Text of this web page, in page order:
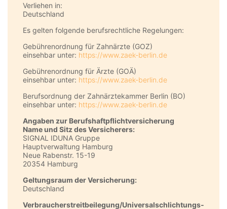
Verliehen in:
Deutschland
Es gelten folgende berufsrechtliche Regelungen:
Gebührenordnung für Zahnärzte (GOZ)
einsehbar unter: https://www.zaek-berlin.de
Gebührenordnung für Ärzte (GOÄ)
einsehbar unter: https://www.zaek-berlin.de
Berufsordnung der Zahnärztekammer Berlin (BO)
einsehbar unter: https://www.zaek-berlin.de
Angaben zur Berufs­haftpflicht­versicherung
Name und Sitz des Versicherers:
SIGNAL IDUNA Gruppe
Hauptverwaltung Hamburg
Neue Rabenstr. 15-19
20354 Hamburg
Geltungsraum der Versicherung:
Deutschland
Verbraucher­streit­beilegung/Universal­schlichtungs­